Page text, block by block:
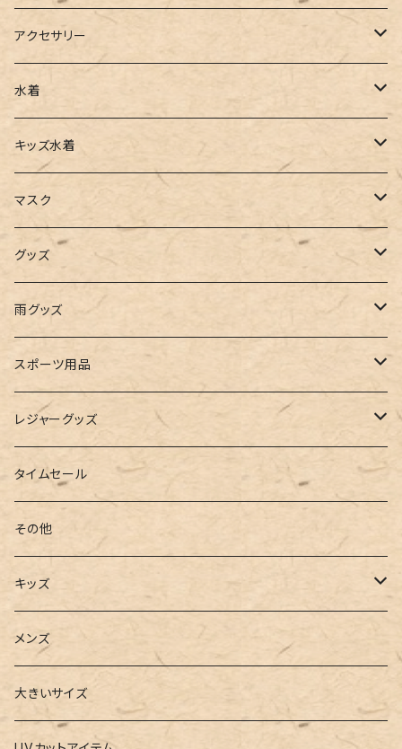
ベスト
チュニック
タンクトップ
キャミソール
インナー
ビスチェ
ワイドパンツ
カーゴパンツ
サロペット
ガウチョ
レギンス
その他
サロペット
オールインワン
パンプス
サンダル
スニーカー
フラットシューズ
レインシューズ
レースアップ
ルームシューズ
インソール
ローファー
トートバッグ
ショルダー
バックパック
カゴバッグ
エコバッグ
リュック
ハンドバッグ
ボストンバッグ
アクセサリー
その他
水着
ワンピース
ビキニ
ワンショルダー
オフショルダー
バンドゥ
タンキニ
キャミキニ
フィットネス
2点セット
3点セット
4点セット
キッズ水着
女の子
男の子
ユニセックス
マスク
アクセサリー
マスクケース
グッズ
帽子
ストール・マフラー
手袋
ポーチ
パスケース
ウォレット
カードケース
キーケース
雨グッズ
レインコート
スポーツ用品
トレーニング・スポーツウェア
トレーニンググッズ
ヨガウェア
ヨガソックス
ヨガグッズ
ヨガマット
レジャーグッズ
ビーチグッズ
タイムセール
その他
キッズ
Girls
水着
バレー
Boys
水着
メンズ
大きいサイズ